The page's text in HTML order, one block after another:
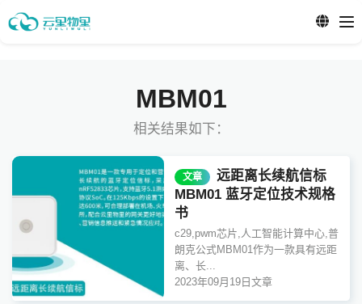
MBM01
相关结果如下：
文章
远距离长续航信标
MBM01 蓝牙定位技术规格
书
c29,pwm芯片,人工智能计算中心,普
朗克公式MBM01作为一款具有远距
离、长...
2023年09月19日文章